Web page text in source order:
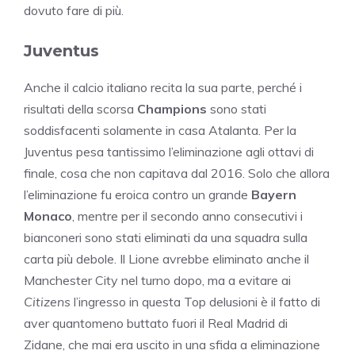
dovuto fare di più.
Juventus
Anche il calcio italiano recita la sua parte, perché i
risultati della scorsa Champions sono stati
soddisfacenti solamente in casa Atalanta. Per la
Juventus pesa tantissimo l’eliminazione agli ottavi di
finale, cosa che non capitava dal 2016. Solo che allora
l’eliminazione fu eroica contro un grande Bayern
Monaco, mentre per il secondo anno consecutivi i
bianconeri sono stati eliminati da una squadra sulla
carta più debole. Il Lione avrebbe eliminato anche il
Manchester City nel turno dopo, ma a evitare ai
Citizens l’ingresso in questa Top delusioni è il fatto di
aver quantomeno buttato fuori il Real Madrid di
Zidane, che mai era uscito in una sfida a eliminazione